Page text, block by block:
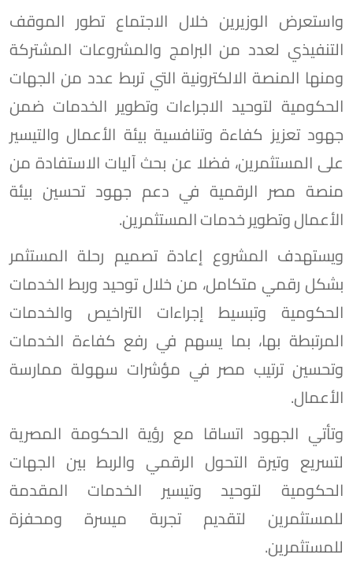
واستعرض الوزيرين خلال الاجتماع تطور الموقف
التنفيذي لعدد من البرامج والمشروعات المشتركة
ومنها المنصة الالكترونية التي تربط عدد من الجهات
الحكومية لتوحيد الاجراءات وتطوير الخدمات ضمن
جهود تعزيز كفاءة وتنافسية بيئة الأعمال والتيسير
على المستثمرين، فضلا عن بحث آليات الاستفادة من
منصة مصر الرقمية في دعم جهود تحسين بيئة
الأعمال وتطوير خدمات المستثمرين.
ويستهدف المشروع إعادة تصميم رحلة المستثمر
بشكل رقمي متكامل، من خلال توحيد وربط الخدمات
الحكومية وتبسيط إجراءات التراخيص والخدمات
المرتبطة بها، بما يسهم في رفع كفاءة الخدمات
وتحسين ترتيب مصر في مؤشرات سهولة ممارسة
الأعمال.
وتأتي الجهود اتساقا مع رؤية الحكومة المصرية
لتسريع وتيرة التحول الرقمي والربط بين الجهات
الحكومية لتوحيد وتيسير الخدمات المقدمة
للمستثمرين لتقديم تجربة ميسرة ومحفزة
للمستثمرين.